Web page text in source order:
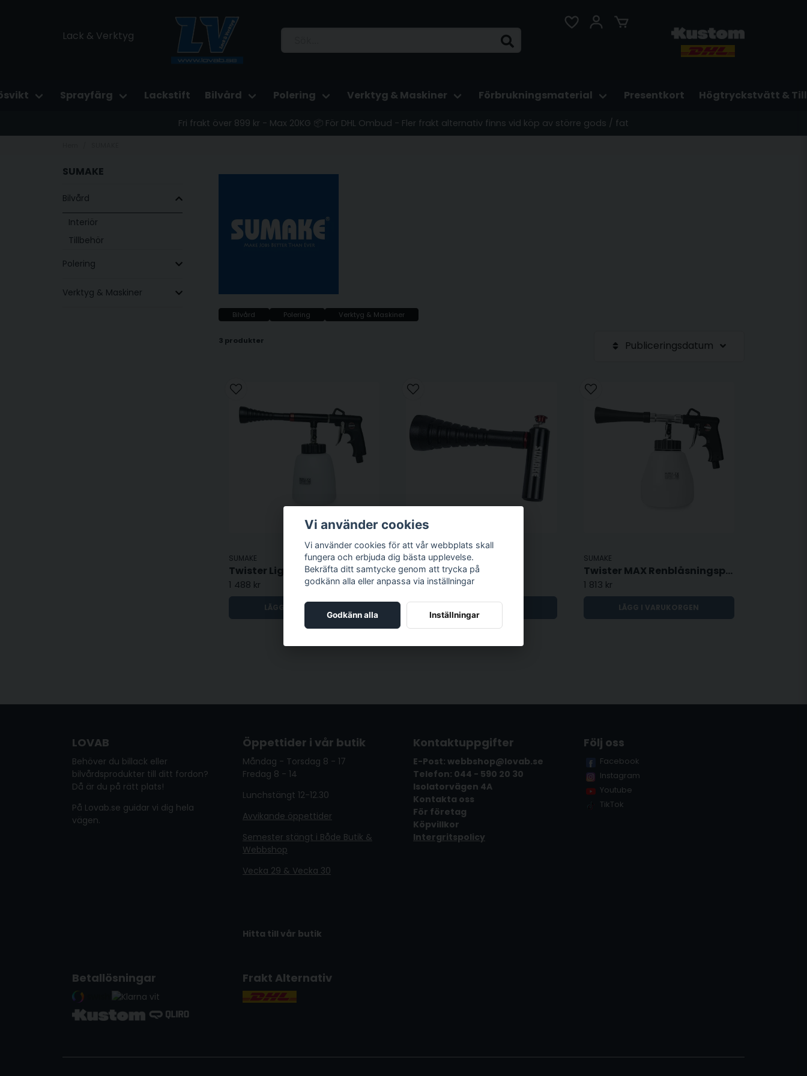
Lack & Verktyg
Sprayfärg Lackstift Bilvård Polering Verktyg & Maskiner Förbrukningsmaterial Presentkort Högtryckstvätt &
Fri frakt över 899 kr - Max 20KG 📦 För DHL Ombud - Fler frakt alternativ finns vid köp av större gods / fat
SUMAKE
Bilvård
Interiör
Tillbehör
Polering
Verktyg & Maskiner
Bilvård Polering Verktyg & Maskiner
3 produkter Publiceringsdatum
SUMAKE
Twister Light renblåsningspistol
1 488 kr
LÄGG I VARUKORGEN
SUMAKE
POCKET BLOW GUN
620 kr
SUMAKE
Twister MAX Renblåsningspistol
1 813 kr
LÄGG I VARUKORGEN
LOVAB
Behöver du billack eller
bilvårdsprodukter till ditt fordon?
Då är du på rätt plats!
På Lovab.se guidar vi dig hela
vägen.
Öppettider i vår butik
Måndag - Torsdag 8 - 17
Fredag 8 - 14
Lunchstängt 12-12.30
Avvikande öppettider
Semester stängt i Både Butik &
Webbshop
Vecka 29 & Vecka 30
Hitta till vår butik
Kontaktuppgifter
E-Post: webbshop@lovab.se
Telefon: 044 - 590 20 30
Isolatorvägen 4A
Kontakta oss
För företag
Köpvillkor
Intergritspolicy
Följ oss
Facebook
Instagram
Youtube
TikTok
Betallösningar Frakt Alternativ
Vi använder cookies
Vi använder cookies för att vår webbplats skall
fungera och erbjuda dig bästa upplevelse.
Bekräfta ditt samtycke genom att trycka på
godkänn alla eller anpassa via inställningar
Godkänn alla Inställningar